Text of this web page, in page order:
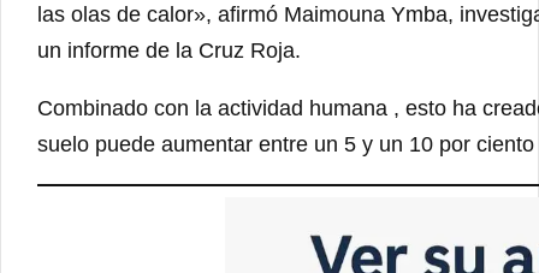
las olas de calor», afirmó Maimouna Ymba,
un informe de la Cruz Roja.
Combinado con la actividad humana , esto ha
suelo puede aumentar entre un 5 y un 10 por